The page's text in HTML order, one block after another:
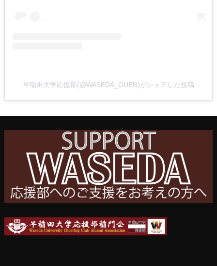
早稲田大学応援部(@WASEDA_OUEN)がシェアした投稿